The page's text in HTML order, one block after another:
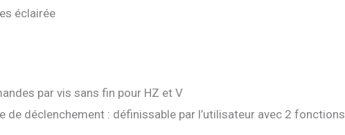
éclairée
par vis sans fin pour HZ et V
de déclenchement : définissable par l’utilisateur avec 2 fonctions